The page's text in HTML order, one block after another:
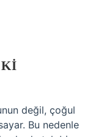
değil, çoğul
Bu nedenle